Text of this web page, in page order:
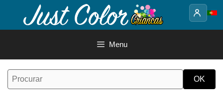
o
Menu